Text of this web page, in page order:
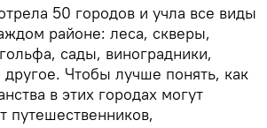
50 городов и учла все виды
районе: леса, скверы,
сады, виноградники,
Чтобы лучше понять, как
в этих городах могут
путешественников,